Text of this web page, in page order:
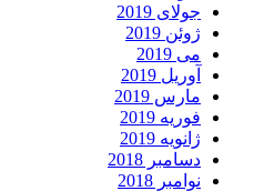
جولای 2019
ژوئن 2019
می 2019
آوریل 2019
مارس 2019
فوریه 2019
ژانویه 2019
دسامبر 2018
نوامبر 2018